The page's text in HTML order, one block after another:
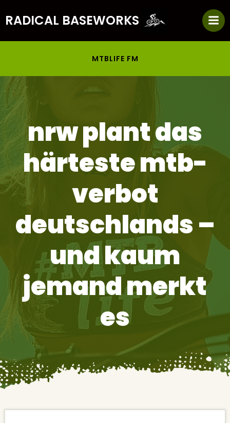
Inhalt
springen
RADICAL BASEWORKS
MTBLIFE FM
nrw plant das
härteste mtb-
verbot
deutschlands –
und kaum
jemand merkt
es